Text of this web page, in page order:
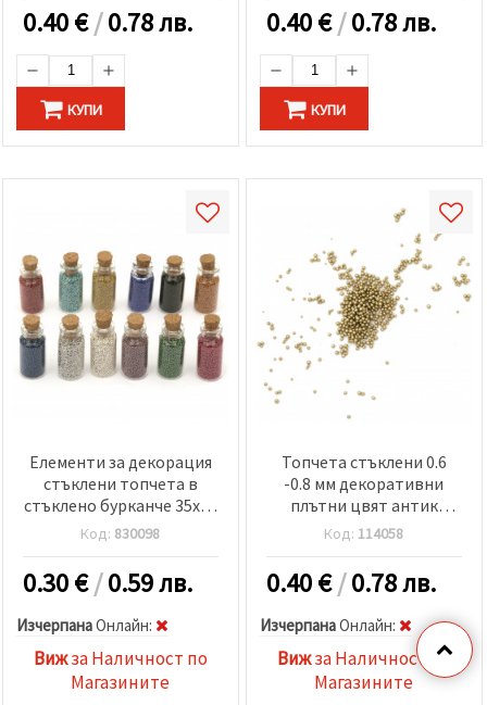
0.40€/0.78 лв.
КУПИ
0.40€/0.78 лв.
КУПИ
Елементи за декорация
стъклени топчета в
стъклено бурканче 35x15
мм МИКС
Код: 830098
0.30€/0.59 лв.
ИзчерпанаOнлайн:
Вижза Наличност по
Магазините
Топчета стъклени 0.6
-0.8 мм декоративни
плътни цвят антик
бронз -10 грама
Код: 114058
0.40€/0.78 лв.
ИзчерпанаOнлайн:
Вижза Наличност по
Магазините